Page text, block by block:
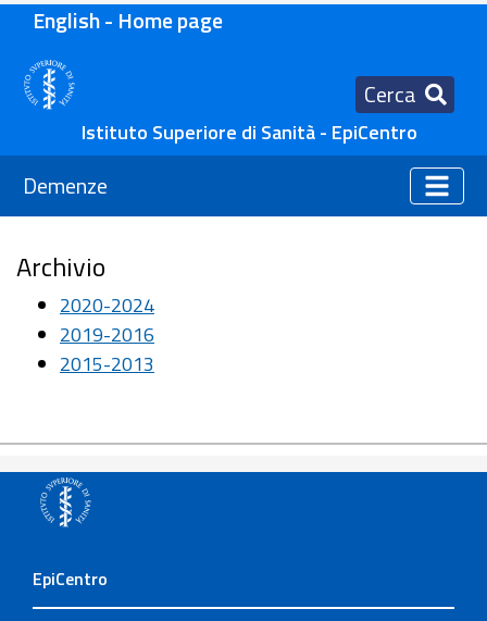
English - Home page
Cerca
Istituto Superiore di Sanità - EpiCentro
Demenze
Archivio
2020-2024
2019-2016
2015-2013
EpiCentro